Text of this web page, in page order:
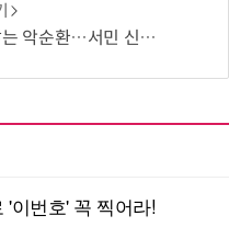
신용평가 사각지대 메운다